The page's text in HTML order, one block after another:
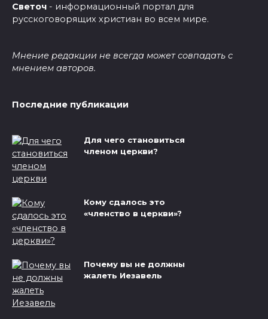
Светоч - информационный портал для
русскоговорящих христиан во всем мире.
Мнение редакции не всегда может совпадать с
мнением авторов.
Последние публикации
Для чего становиться
членом церкви?
Кому сдалось это
«членство в церкви»?
Почему вы не должны
жалеть Иезавель